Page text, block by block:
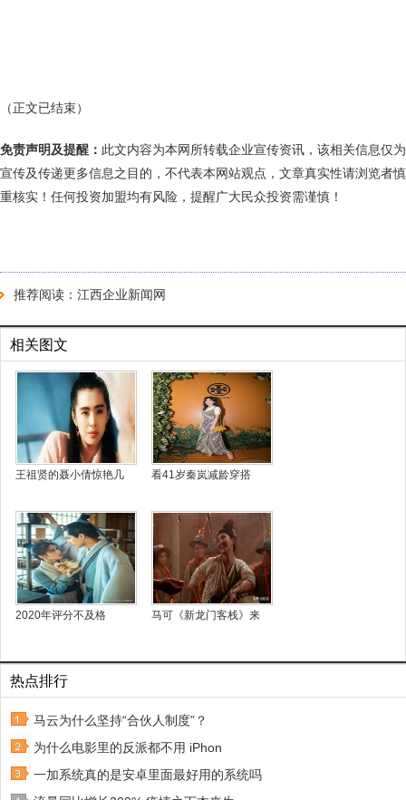
（正文已结束）
免责声明及提醒： 此文内容为本网所转载企业宣传资讯，该相关信息仅为
宣传及传递更多信息之目的，不代表本网站观点，文章真实性请浏览者慎
重核实！任何投资加盟均有风险，提醒广大民众投资需谨慎！
推荐阅读： 江西企业新闻网
相关图文
王祖贤的聂小倩惊艳几 看41岁秦岚减龄穿搭
2020年评分不及格 马可《新龙门客栈》来
热点排行
马云为什么坚持“合伙人制度”？
为什么电影里的反派都不用 iPhon
一加系统真的是安卓里面最好用的系统吗